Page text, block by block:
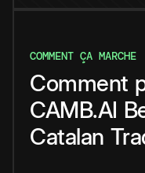
COMMENT ÇA MARCHE
Comment
CAMB.AI
Catalan